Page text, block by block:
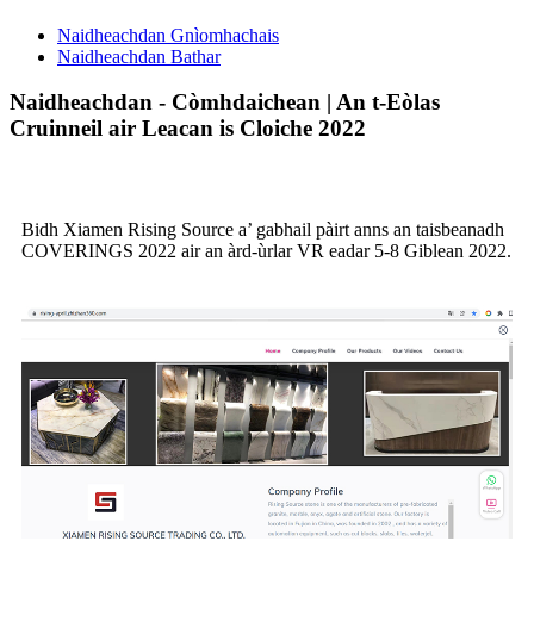
Naidheachdan Gnìomhachais
Naidheachdan Bathar
Naidheachdan - Còmhdaichean | An t-Eòlas
Cruinneil air Leacan is Cloiche 2022
Bidh Xiamen Rising Source a’ gabhail pàirt anns an taisbeanadh
COVERINGS 2022 air an àrd-ùrlar VR eadar 5-8 Giblean 2022.